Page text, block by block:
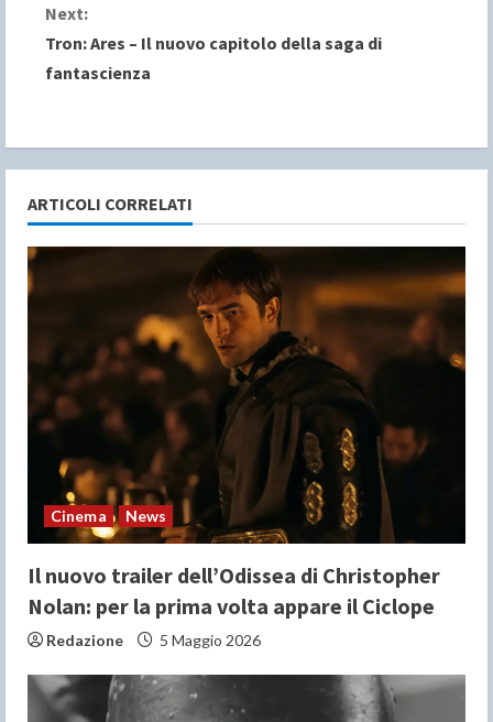
t
i
u
e
R
d
i
n
g
Next:
Tron: Ares – Il nuovo capitolo della saga di
fantascienza
ARTICOLI CORRELATI
Cinema News
Il nuovo trailer dell’Odissea di Christopher
Nolan: per la prima volta appare il Ciclope
Redazione 5 Maggio 2026